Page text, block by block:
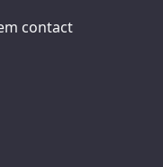
contact